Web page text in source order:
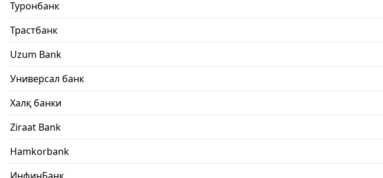
Туронбанк
Трастбанк
Uzum Bank
Универсал банк
Халқ банки
Ziraat Bank
Hamkorbank